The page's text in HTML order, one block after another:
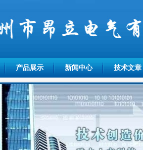
产品展示 新闻中心 技术文章